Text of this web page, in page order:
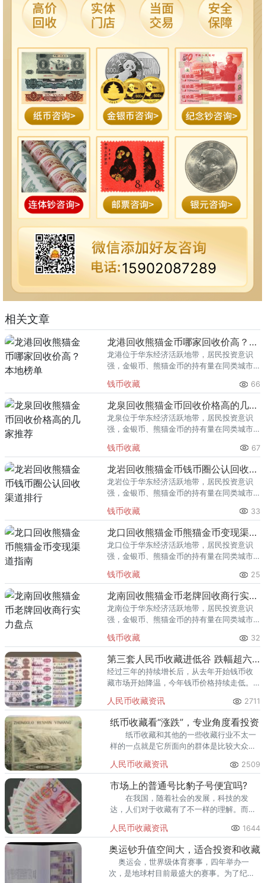
15902087289
相关文章
龙港回收熊猫金币哪家回收价高？本地榜单
龙港位于华东经济活跃地带，居民投资意识
强，金银币、熊猫金币的持有量在同类城市
熊猫金币的需求就明显升温，但鱼龙混杂的
回收渠道里，能精准识别版别溢
钱币收藏 66
龙泉回收熊猫金币回收价格高的几家推荐
龙泉位于华东经济活跃地带，居民投资意识
强，金银币、熊猫金币的持有量在同类城市
熊猫金币的需求就明显升温，但鱼龙混杂的
回收渠道里，能精准识别版别溢
钱币收藏 67
龙岩回收熊猫金币钱币圈公认回收渠道排行
龙岩位于华东经济活跃地带，居民投资意识
强，金银币、熊猫金币的持有量在同类城市
熊猫金币的需求就明显升温，但鱼龙混杂的
回收渠道里，能精准识别版别溢
钱币收藏 33
龙口回收熊猫金币熊猫金币变现渠道指南
龙口位于华东经济活跃地带，居民投资意识
强，金银币、熊猫金币的持有量在同类城市
熊猫金币的需求就明显升温，但鱼龙混杂的
回收渠道里，能精准识别版别溢
钱币收藏 25
龙南回收熊猫金币老牌回收商行实力盘点
龙南位于华东经济活跃地带，居民投资意识
强，金银币、熊猫金币的持有量在同类城市
熊猫金币的需求就明显升温，但鱼龙混杂的
回收渠道里，能精准识别版别溢
钱币收藏 32
第三套人民币收藏进低谷 跌幅超六成
经过三年的持续增长后，从去年开始钱币收
藏市场开始降温，今年钱币价格持续走低。
但并不影响它的升值空间，钱币的投资前景
还是很看好的。
人民币收藏资讯 2711
纸币收藏看“涨跌”，专业角度看投资
纸币收藏和其他的一些收藏行业不太一
样的一点就是它所面向的群体是比较大众化
参与者和拥护者的原因之一。
人民币收藏资讯 2509
市场上的普通号比豹子号便宜吗?
在我国，随着社会的发展，科技的发
达，人们对于收藏有了不一样的理解。而这
号码的藏品贵出很多倍，也就是说，普通号
比豹子号便宜，这是为什么呢?
人民币收藏资讯 1644
奥运钞升值空间大，适合投资和收藏
奥运会，世界级体育赛事，四年举办一
次，是地球村目前最盛大的赛事。为了纪念